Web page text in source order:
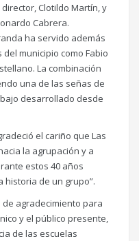
Clotildo Martín, y
Cabrera.
ha servido además
municipio como Fabio
La combinación
una de las señas de
desarrollado desde
el cariño que Las
la agrupación y a
estos 40 años
historia de un grupo”.
agradecimiento para
y el público presente,
de las escuelas